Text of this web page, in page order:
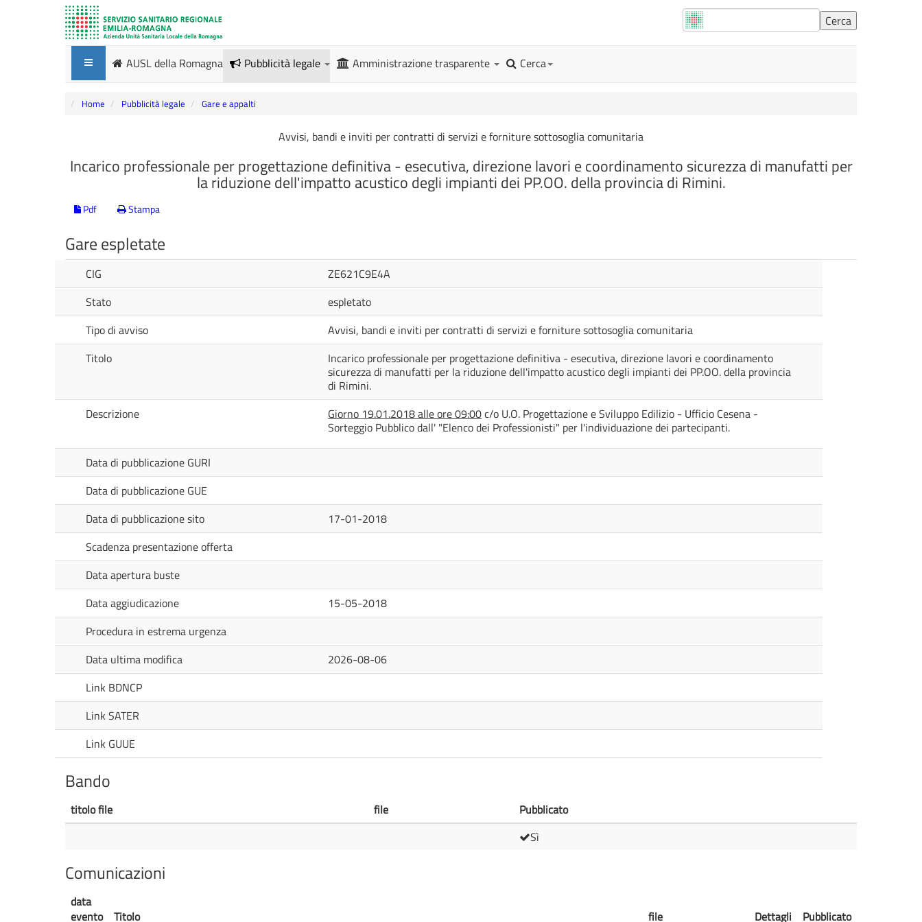
AUSL della Romagna Pubblicità legale Amministrazione trasparente Cerca
Home Pubblicità legale Gare e appalti
Avvisi, bandi e inviti per contratti di servizi e forniture sottosoglia comunitaria
Incarico professionale per progettazione definitiva - esecutiva, direzione lavori e coordinamento sicurezza di manufatti per
la riduzione dell'impatto acustico degli impianti dei PP.OO. della provincia di Rimini.
Pdf Stampa
Gare espletate
CIG
ZE621C9E4A
Stato
espletato
Tipo di avviso
Avvisi, bandi e inviti per contratti di servizi e forniture sottosoglia comunitaria
Titolo
Incarico professionale per progettazione definitiva - esecutiva, direzione lavori e coordinamento
sicurezza di manufatti per la riduzione dell'impatto acustico degli impianti dei PP.OO. della provincia
di Rimini.
Descrizione
Giorno 19.01.2018 alle ore 09:00c/o U.O. Progettazione e Sviluppo Edilizio - Ufficio Cesena -
Sorteggio Pubblico dall' "Elenco dei Professionisti" per l'individuazione dei partecipanti.
Data di pubblicazione GURI
Data di pubblicazione GUE
Data di pubblicazione sito
17-01-2018
Scadenza presentazione offerta
Data apertura buste
Data aggiudicazione
15-05-2018
Procedura in estrema urgenza
Data ultima modifica
2026-08-06
Link BDNCP
Link SATER
Link GUUE
Bando
titolo file file
Pubblicato
Sì
Comunicazioni
data
evento
Titolo file Dettagli Pubblicato